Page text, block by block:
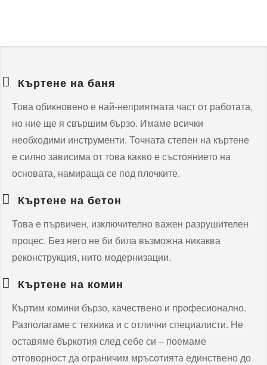
Къртене на баня
Това обикновено е най-неприятната част от работата,
но ние ще я свършим бързо. Имаме всички
необходими инструменти. Точната степен на къртене
е силно зависима от това какво е състоянието на
основата, намираща се под плочките.
Къртене на бетон
Това е първичен, изключително важен разрушителен
процес. Без него не би била възможна никаква
реконструкция, нито модернизации.
Къртене на комин
Къртим комини бързо, качествено и професионално.
Разполагаме с техника и с отлични специалисти. Не
оставяме бъркотия след себе си – поемаме
отговорност да ограничим мръсотията единствено до